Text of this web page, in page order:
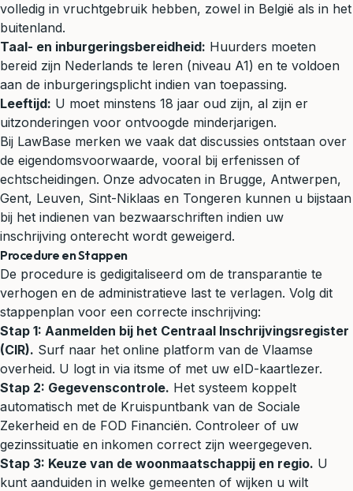
volledig in vruchtgebruik hebben, zowel in België als in het
buitenland.
Taal- en inburgeringsbereidheid: Huurders moeten
bereid zijn Nederlands te leren (niveau A1) en te voldoen
aan de inburgeringsplicht indien van toepassing.
Leeftijd: U moet minstens 18 jaar oud zijn, al zijn er
uitzonderingen voor ontvoogde minderjarigen.
Bij LawBase merken we vaak dat discussies ontstaan over
de eigendomsvoorwaarde, vooral bij erfenissen of
echtscheidingen. Onze advocaten in Brugge, Antwerpen,
Gent, Leuven, Sint-Niklaas en Tongeren kunnen u bijstaan
bij het indienen van bezwaarschriften indien uw
inschrijving onterecht wordt geweigerd.
Procedure en Stappen
De procedure is gedigitaliseerd om de transparantie te
verhogen en de administratieve last te verlagen. Volg dit
stappenplan voor een correcte inschrijving:
Stap 1: Aanmelden bij het Centraal Inschrijvingsregister
(CIR). Surf naar het online platform van de Vlaamse
overheid. U logt in via itsme of met uw eID-kaartlezer.
Stap 2: Gegevenscontrole. Het systeem koppelt
automatisch met de Kruispuntbank van de Sociale
Zekerheid en de FOD Financiën. Controleer of uw
gezinssituatie en inkomen correct zijn weergegeven.
Stap 3: Keuze van de woonmaatschappij en regio. U
kunt aanduiden in welke gemeenten of wijken u wilt